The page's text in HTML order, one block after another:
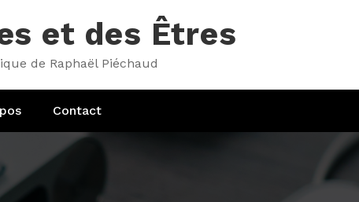
et des Êtres
de Raphaël Piéchaud
Contact